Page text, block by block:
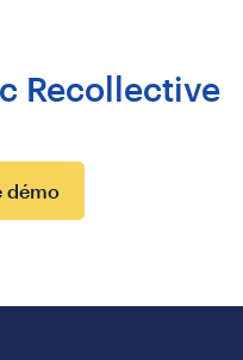
Recollective
démo